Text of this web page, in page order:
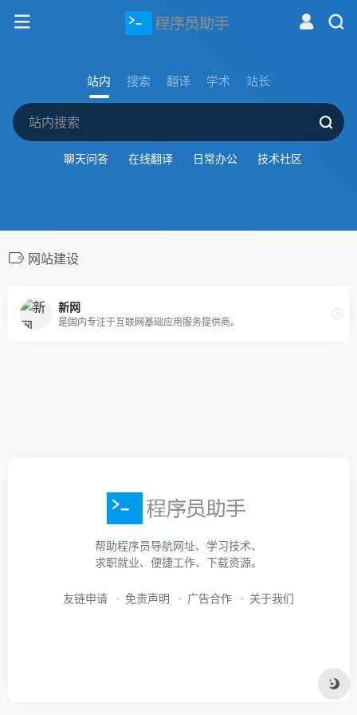
站内 搜索 翻译 学术 站长
聊天问答 在线翻译 日常办公 技术社区
网站建设
新网
是国内专注于互联网基础应用服务提供商。
帮助程序员导航网址、学习技术、
求职就业、便捷工作、下载资源。
友链申请 免责声明 广告合作 关于我们